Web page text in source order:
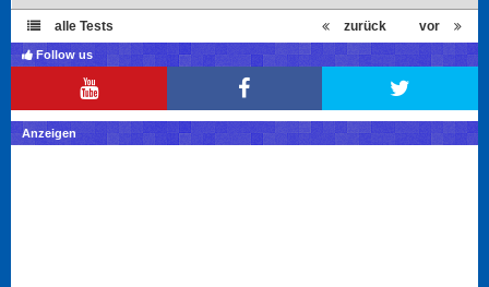
alle Tests vor
zurück
Follow us
Anzeigen